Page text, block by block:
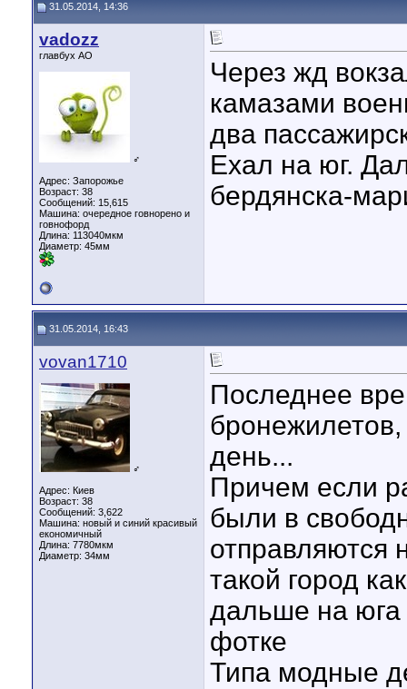
31.05.2014, 14:36
vadozz
главбух АО
♂
Адрес: Запорожье
Возраст: 38
Сообщений: 15,615
Машина: очередное говнорено и
говнофорд
Длина: 113040мкм
Диаметр: 45мм
Через жд
камазами
два
Ехал на юг.
бердянска-
31.05.2014, 16:43
vovan1710
♂
Адрес: Киев
Возраст: 38
Сообщений: 3,622
Машина: новый и синий красивый
економичный
Длина: 7780мкм
Диаметр: 34мм
Последнее
день...
Причем если
были в
отправляются
такой город
дальше на юга
фотке
Типа модные